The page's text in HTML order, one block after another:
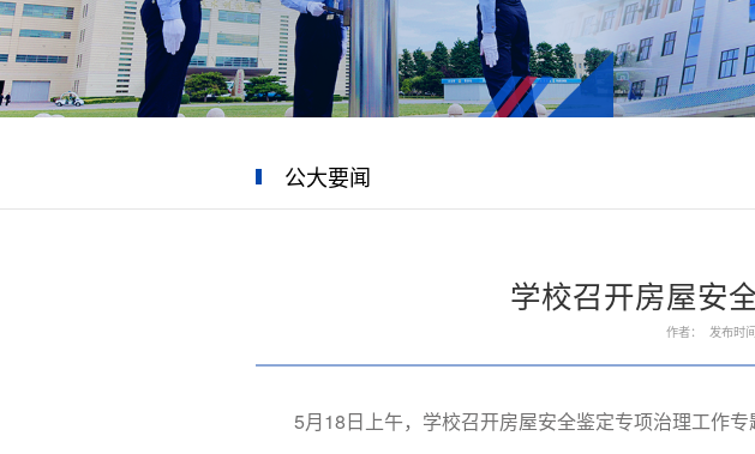
公大要闻
学校召开房屋安
作者： 发布时
5月18日上午，学校召开房屋安全鉴定专项治理工作